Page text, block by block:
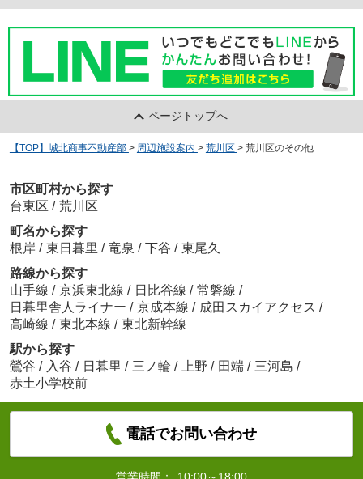
ページトップへ
【TOP】城北商事不動産部 > 周辺施設案内 > 荒川区 > 荒川区のその他
市区町村から探す
台東区 / 荒川区
町名から探す
根岸 / 東日暮里 / 竜泉 / 下谷 / 東尾久
路線から探す
山手線 / 京浜東北線 / 日比谷線 / 常磐線 /
日暮里舎人ライナー / 京成本線 / 成田スカイアクセス /
高崎線 / 東北本線 / 東北新幹線
駅から探す
鶯谷 / 入谷 / 日暮里 / 三ノ輪 / 上野 / 田端 / 三河島 /
赤土小学校前
電話でお問い合わせ